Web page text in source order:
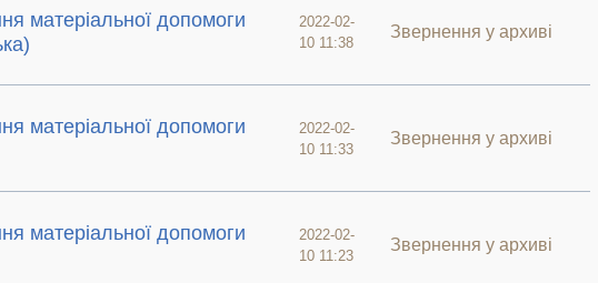
матеріальної допомоги
2022-02-
10 11:38
Звернення у архиві
матеріальної допомоги
2022-02-
10 11:33
Звернення у архиві
матеріальної допомоги
2022-02-
10 11:23
Звернення у архиві